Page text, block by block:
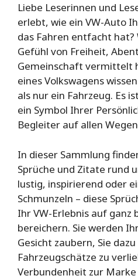
Liebe Leserinnen und
erlebt, wie ein VW-Auto
das Fahren entfacht hat?
Gefühl von Freiheit,
Gemeinschaft vermittelt
eines Volkswagens
als nur ein Fahrzeug. Es
ein Symbol Ihrer
Begleiter auf allen
In dieser Sammlung
Sprüche und Zitate rund
lustig, inspirierend oder
Schmunzeln – diese
Ihr VW-Erlebnis auf ganz
bereichern. Sie werden
Gesicht zaubern, Sie
Fahrzeugschätze zu
Verbundenheit zur